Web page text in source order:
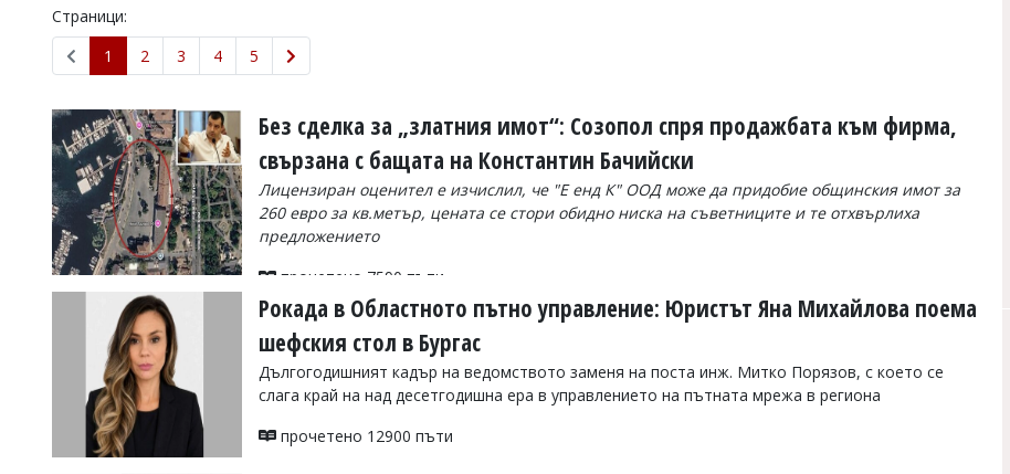
ПОЛИТИКА
ОБЩИНИ
ОБЩЕСТВО
ЛАЙФСТАЙЛ
ВОЙНАТА
УКРАЙНА
РАЗСЛЕДВАНЕ
Управители:
Страници:
1
2 3 4 5
Без сделка за „златния имот“: Созопол спря продажбата към фирма,
свързана с бащата на Константин Бачийски
Лицензиран оценител е изчислил, че "Е енд К" ООД може да придобие общинския имот за
260 евро за кв.метър, цената се стори обидно ниска на съветниците и те отхвърлиха
предложението
прочетено 7590 пъти
Рокада в Областното пътно управление: Юристът Яна Михайлова поема
шефския стол в Бургас
Дългогодишният кадър на ведомството заменя на поста инж. Митко Порязов, с което се
слага край на над десетгодишна ера в управлението на пътната мрежа в региона
прочетено 12900 пъти